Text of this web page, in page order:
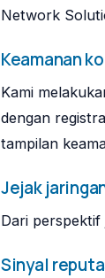
Network
Keamanan
Kami
dengan
tampilan
Jejak
Dari perspektif
Sinyal